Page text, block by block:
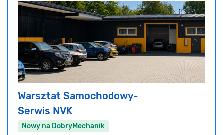
Warsztat Samochodowy-
Serwis NVK
Nowy na DobryMechanik